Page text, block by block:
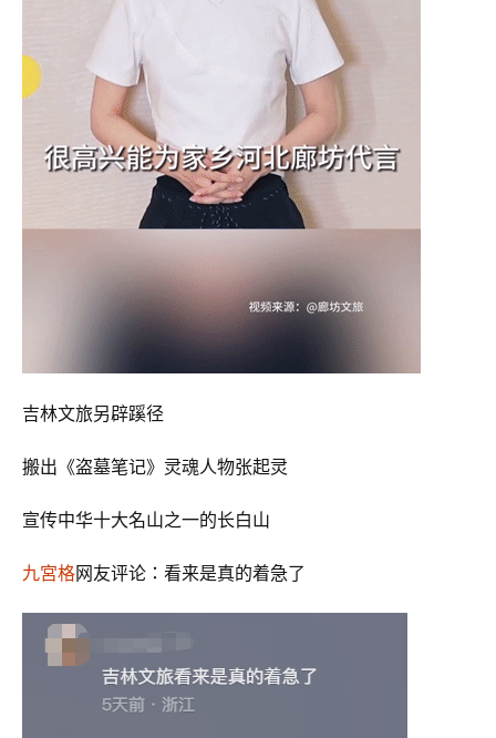
吉林文旅另辟蹊径
搬出《盗墓笔记》灵魂人物张起灵
宣传中华十大名山之一的长白山
九宮格网友评论：看来是真的着急了